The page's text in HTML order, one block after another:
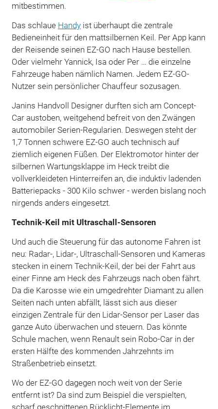
mitbestimmen.
Das schlaue Handyist überhaupt die zentrale
Bedieneinheit für den mattsilbernen Keil. Per App kann
der Reisende seinen EZ-GO nach Hause bestellen.
Oder vielmehr Yannick, Isa oder Per … die einzelne
Fahrzeuge haben nämlich Namen. Jedem EZ-GO-
Nutzer sein persönlicher Chauffeur sozusagen.
Janins Handvoll Designer durften sich am Concept-
Car austoben, weitgehend befreit von den Zwängen
automobiler Serien-Regularien. Deswegen steht der
1,7 Tonnen schwere EZ-GO auch technisch auf
ziemlich eigenen Füßen. Der Elektromotor hinter der
silbernen Wartungsklappe im Heck treibt die
vollverkleideten Hinterreifen an, die induktiv ladenden
Batteriepacks - 300 Kilo schwer - werden bislang noch
nirgends anders eingesetzt.
Technik-Keil mit Ultraschall-Sensoren
Und auch die Steuerung für das autonome Fahren ist
neu: Radar-, Lidar-, Ultraschall-Sensoren und Kameras
stecken in einem Technik-Keil, der bei der Fahrt aus
einer Finne am Heck des Fahrzeugs nach oben fährt.
Da die Karosse wie ein umgedrehter Diamant zu allen
Seiten nach unten abfällt, lässt sich aus dieser
einzigen Zentrale für den Lidar-Sensor per Laser das
ganze Auto überwachen und steuern. Das könnte
Schule machen, wenn Renault sein Robo-Car in der
ersten Hälfte des kommenden Jahrzehnts im
Straßenbetrieb einsetzt.
Wo der EZ-GO dagegen noch weit von der Serie
entfernt ist? Da sind zum Beispiel die verspielten,
scharf geschnittenen Rücklicht-Elemente im